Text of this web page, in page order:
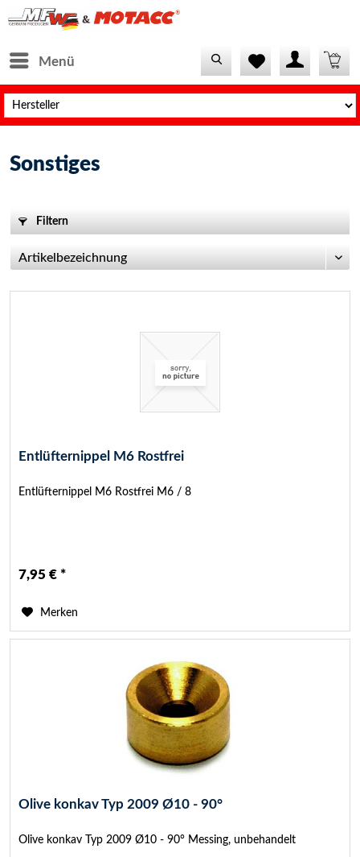
Menü
Sonstiges
Filtern
Entlüfternippel M6 Rostfrei
Entlüfternippel M6 Rostfrei M6 / 8
7,95 € *
Merken
Olive konkav Typ 2009 Ø10 - 90°
Olive konkav Typ 2009 Ø10 - 90° Messing, unbehandelt